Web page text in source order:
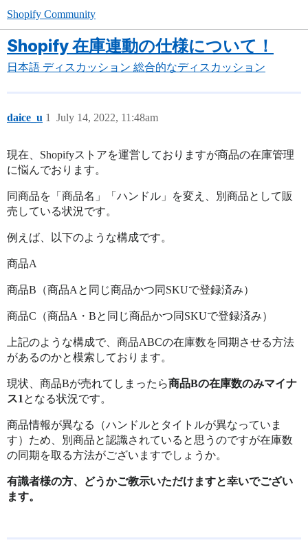
Shopify Community
Shopify 在庫連動の仕様について！
日本語 ディスカッション 総合的なディスカッション
daice_u July 14, 2022, 11:48am
1
現在、Shopifyストアを運営しておりますが商品の在庫管理
に悩んでおります。
同商品を「商品名」「ハンドル」を変え、別商品として販
売している状況です。
例えば、以下のような構成です。
商品A
商品B（商品Aと同じ商品かつ同SKUで登録済み）
商品C（商品A・Bと同じ商品かつ同SKUで登録済み）
上記のような構成で、商品ABCの在庫数を同期させる方法
があるのかと模索しております。
現状、商品Bが売れてしまったら商品Bの在庫数のみマイナ
ス1 となる状況です。
商品情報が異なる（ハンドルとタイトルが異なっていま
す）ため、別商品と認識されていると思うのですが在庫数
の同期を取る方法がございますでしょうか。
有識者様の方、どうかご教示いただけますと幸いでござい
ます。